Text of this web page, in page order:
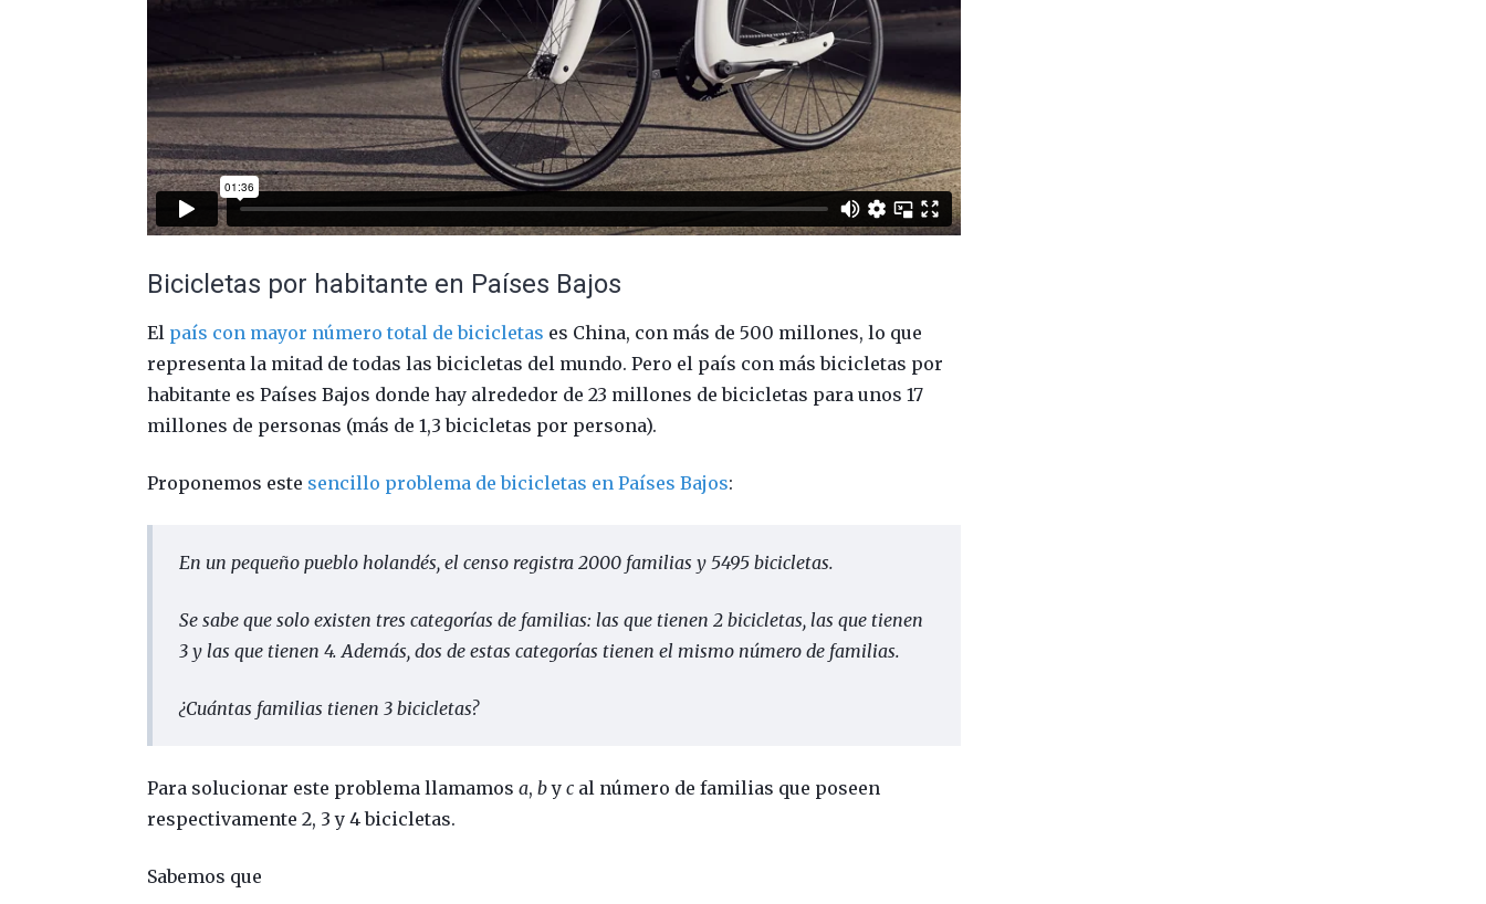
Bicicletas por habitante en Países Bajos
El país con mayor número total de bicicletas es China, con más de 500 millones, lo que
representa la mitad de todas las bicicletas del mundo. Pero el país con más bicicletas por
habitante es Países Bajos donde hay alrededor de 23 millones de bicicletas para unos 17
millones de personas (más de 1,3 bicicletas por persona).
Proponemos este sencillo problema de bicicletas en Países Bajos:
En un pequeño pueblo holandés, el censo registra 2000 familias y 5495 bicicletas.
Se sabe que solo existen tres categorías de familias: las que tienen 2 bicicletas, las que tienen
3 y las que tienen 4. Además, dos de estas categorías tienen el mismo número de familias.
¿Cuántas familias tienen 3 bicicletas?
Para solucionar este problema llamamosa,byc al número de familias que poseen
respectivamente 2, 3 y 4 bicicletas.
Sabemos que